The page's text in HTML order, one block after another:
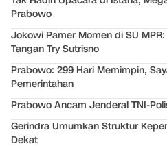
Prabowo
Jokowi Pamer Momen di SU
Tangan Try Sutrisno
Prabowo: 299 Hari Memimpin,
Pemerintahan
Prabowo Ancam Jenderal TNI-
Gerindra Umumkan Struktur
Dekat